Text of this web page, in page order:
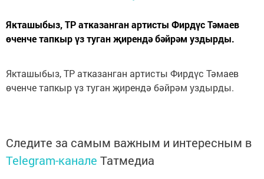
Якташыбыз, ТР атказанган артисты Фирдүс Тәмаев
өченче тапкыр үз туган җирендә бәйрәм уздырды.
Якташыбыз, ТР атказанган артисты Фирдүс Тәмаев
өченче тапкыр үз туган җирендә бәйрәм уздырды.
Следите за самым важным и интересным в
Telegram-канале Татмедиа